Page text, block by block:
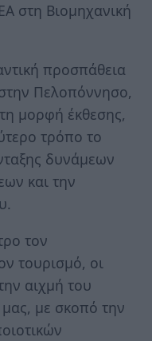
στη Βιομηχανική
προσπάθεια
στην Πελοπόννησο,
μορφή έκθεσης,
τρόπο το
δυνάμεων
και την
τον
τουρισμό, οι
αιχμή του
με σκοπό την